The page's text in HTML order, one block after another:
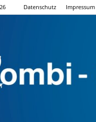
Datenschutz Impressum